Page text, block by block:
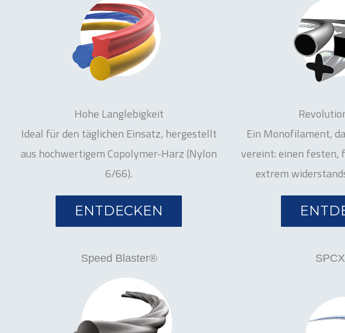
Hohe Langlebigkeit
Ideal für den täglichen Einsatz, hergestellt
aus hochwertigem Copolymer-Harz (Nylon
6/66).
ENTDECKEN
Ein Monofilament,
vereint: einen festen,
extrem
Speed Blaster®